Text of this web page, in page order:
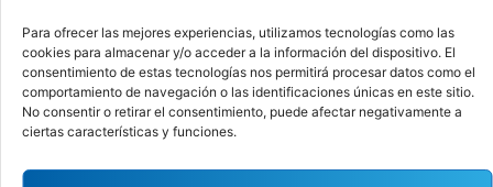
Para ofrecer las mejores experiencias, utilizamos tecnologías como las
cookies para almacenar y/o acceder a la información del dispositivo. El
consentimiento de estas tecnologías nos permitirá procesar datos como el
comportamiento de navegación o las identificaciones únicas en este sitio.
No consentir o retirar el consentimiento, puede afectar negativamente a
ciertas características y funciones.
Perú
Hecho con ♥ por Ají Limo